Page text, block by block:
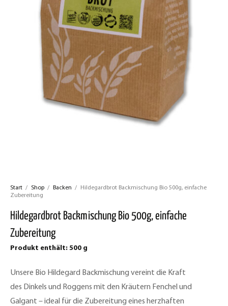
Start / Shop / Backen /
Hildegardbrot Backmischung Bio 500g, einfache
Zubereitung
Hildegardbrot Backmischung Bio 500g, einfache
Zubereitung
Produkt enthält: 500 g
Unsere Bio Hildegard Backmischung vereint die Kraft
des Dinkels und Roggens mit den Kräutern Fenchel und
Galgant – ideal für die Zubereitung eines herzhaften